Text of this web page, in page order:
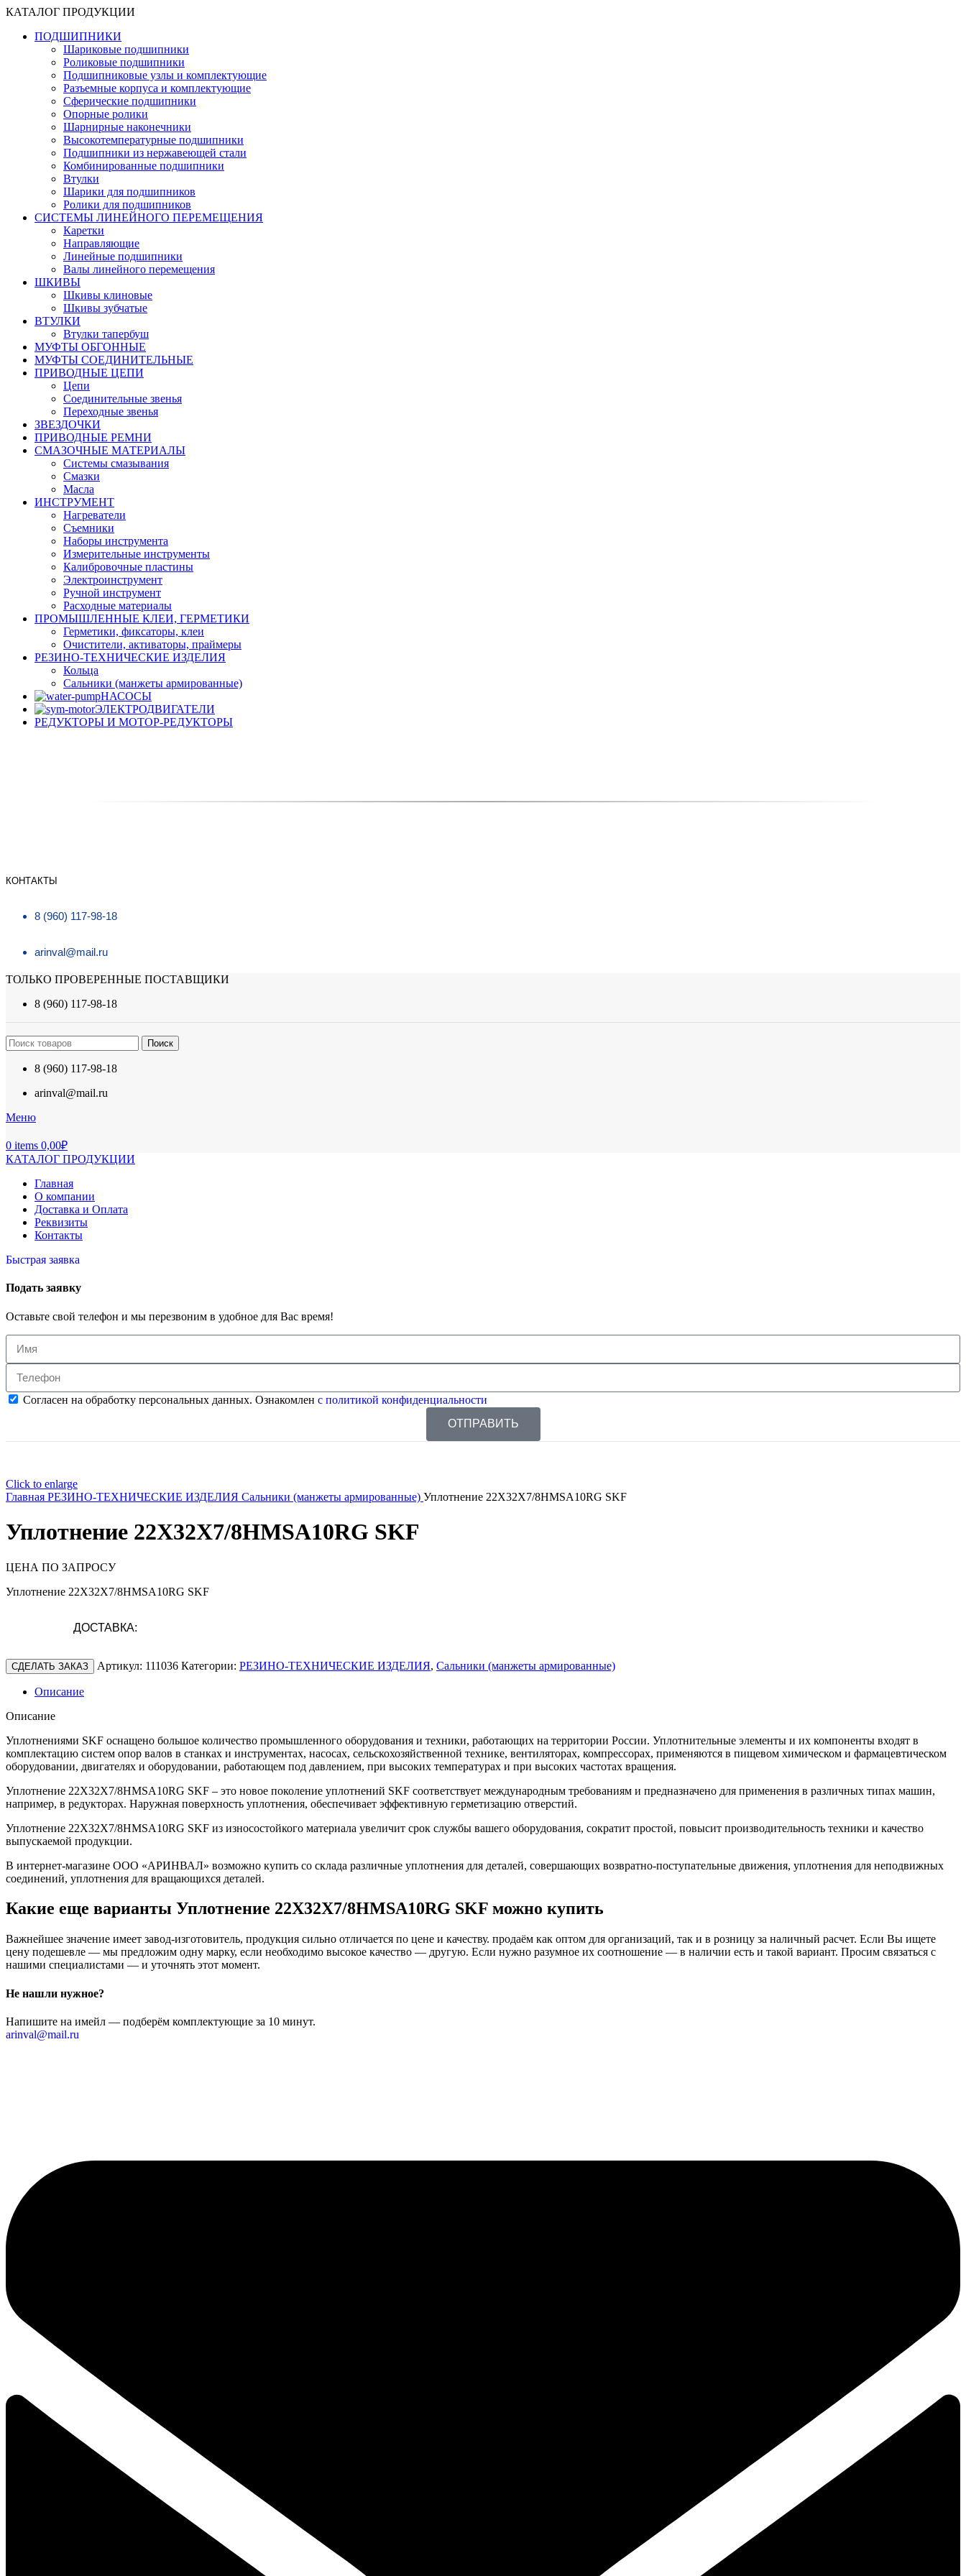
КАТАЛОГ ПРОДУКЦИИ
ПОДШИПНИКИ
Шариковые подшипники
Роликовые подшипники
Подшипниковые узлы и комплектующие
Разъемные корпуса и комплектующие
Сферические подшипники
Опорные ролики
Шарнирные наконечники
Высокотемпературные подшипники
Подшипники из нержавеющей стали
Комбинированные подшипники
Втулки
Шарики для подшипников
Ролики для подшипников
СИСТЕМЫ ЛИНЕЙНОГО ПЕРЕМЕЩЕНИЯ
Каретки
Направляющие
Линейные подшипники
Валы линейного перемещения
ШКИВЫ
Шкивы клиновые
Шкивы зубчатые
ВТУЛКИ
Втулки тапербуш
МУФТЫ ОБГОННЫЕ
МУФТЫ СОЕДИНИТЕЛЬНЫЕ
ПРИВОДНЫЕ ЦЕПИ
Цепи
Соединительные звенья
Переходные звенья
ЗВЕЗДОЧКИ
ПРИВОДНЫЕ РЕМНИ
СМАЗОЧНЫЕ МАТЕРИАЛЫ
Системы смазывания
Смазки
Масла
ИНСТРУМЕНТ
Нагреватели
Съемники
Наборы инструмента
Измерительные инструменты
Калибровочные пластины
Электроинструмент
Ручной инструмент
Расходные материалы
ПРОМЫШЛЕННЫЕ КЛЕИ, ГЕРМЕТИКИ
Герметики, фиксаторы, клеи
Очистители, активаторы, праймеры
РЕЗИНО-ТЕХНИЧЕСКИЕ ИЗДЕЛИЯ
Кольца
Сальники (манжеты армированные)
НАСОСЫ
ЭЛЕКТРОДВИГАТЕЛИ
РЕДУКТОРЫ И МОТОР-РЕДУКТОРЫ
КОНТАКТЫ
8 (960) 117-98-18
arinval@mail.ru
ТОЛЬКО ПРОВЕРЕННЫЕ ПОСТАВЩИКИ
8 (960) 117-98-18
Поиск
8 (960) 117-98-18
arinval@mail.ru
Меню
0 items 0,00₽
КАТАЛОГ ПРОДУКЦИИ
Главная
О компании
Доставка и Оплата
Реквизиты
Контакты
Быстрая заявка
Подать заявку
Оставьте свой телефон и мы перезвоним в удобное для Вас время!
Согласен на обработку персональных данных. Ознакомлен с политикой конфиденциальности
ОТПРАВИТЬ
Click to enlarge
Главная РЕЗИНО-ТЕХНИЧЕСКИЕ ИЗДЕЛИЯ Сальники (манжеты армированные) Уплотнение 22X32X7/8HMSA10RG SKF
Уплотнение 22X32X7/8HMSA10RG SKF
ЦЕНА ПО ЗАПРОСУ
Уплотнение 22X32X7/8HMSA10RG SKF
ДОСТАВКА:
СДЕЛАТЬ ЗАКАЗ Артикул: 111036 Категории: РЕЗИНО-ТЕХНИЧЕСКИЕ ИЗДЕЛИЯ, Сальники (манжеты армированные)
Описание
Описание
Уплотнениями SKF оснащено большое количество промышленного оборудования и техники, работающих на территории России. Уплотнительные элементы и их компоненты входят в
комплектацию систем опор валов в станках и инструментах, насосах, сельскохозяйственной технике, вентиляторах, компрессорах, применяются в пищевом химическом и фармацевтическом
оборудовании, двигателях и оборудовании, работающем под давлением, при высоких температурах и при высоких частотах вращения.
Уплотнение 22X32X7/8HMSA10RG SKF – это новое поколение уплотнений SKF соответствует международным требованиям и предназначено для применения в различных типах машин,
например, в редукторах. Наружная поверхность уплотнения, обеспечивает эффективную герметизацию отверстий.
Уплотнение 22X32X7/8HMSA10RG SKF из износостойкого материала увеличит срок службы вашего оборудования, сократит простой, повысит производительность техники и качество
выпускаемой продукции.
В интернет-магазине ООО «АРИНВАЛ» возможно купить со склада различные уплотнения для деталей, совершающих возвратно-поступательные движения, уплотнения для неподвижных
соединений, уплотнения для вращающихся деталей.
Какие еще варианты Уплотнение 22X32X7/8HMSA10RG SKF можно купить
Важнейшее значение имеет завод-изготовитель, продукция сильно отличается по цене и качеству. продаём как оптом для организаций, так и в розницу за наличный расчет. Если Вы ищете
цену подешевле — мы предложим одну марку, если необходимо высокое качество — другую. Если нужно разумное их соотношение — в наличии есть и такой вариант. Просим связаться с
нашими специалистами — и уточнять этот момент.
Не нашли нужное?
Напишите на имейл — подберём комплектующие за 10 минут.
arinval@mail.ru